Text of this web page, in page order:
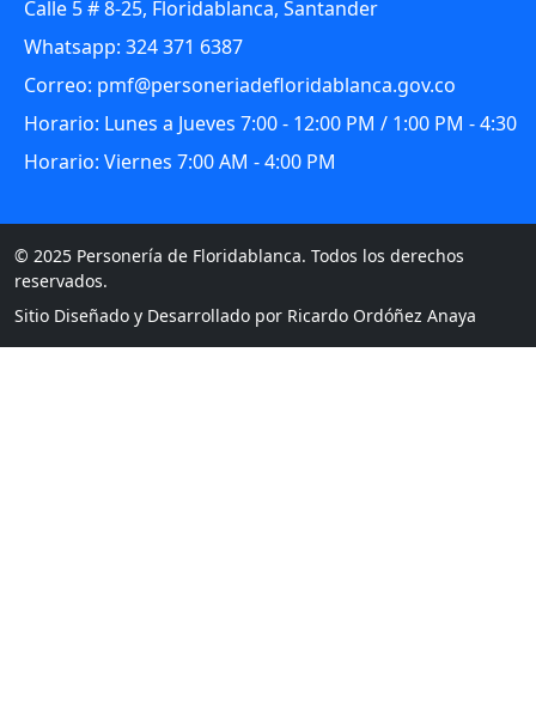
Calle 5 # 8-25, Floridablanca, Santander
Whatsapp: 324 371 6387
Correo: pmf@personeriadefloridablanca.gov.co
Horario: Lunes a Jueves 7:00 - 12:00 PM / 1:00 PM - 4:30
Horario: Viernes 7:00 AM - 4:00 PM
© 2025 Personería de Floridablanca. Todos los derechos
reservados.
Sitio Diseñado y Desarrollado por Ricardo Ordóñez Anaya